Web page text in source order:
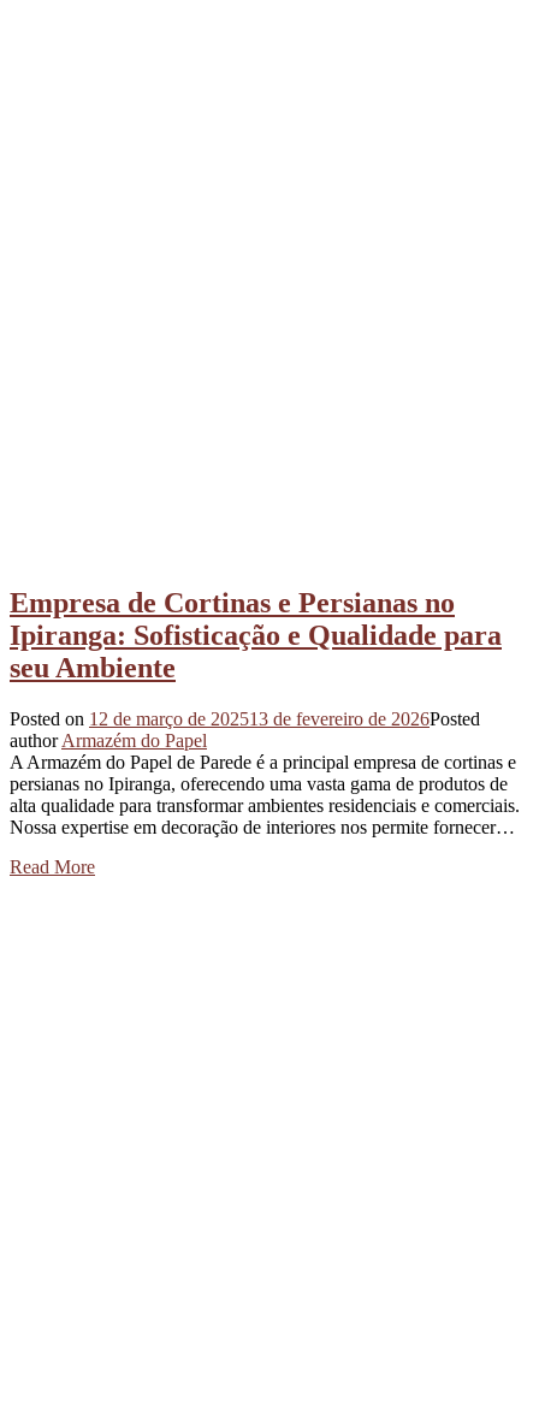
Empresa de Cortinas e Persianas no
Ipiranga: Sofisticação e Qualidade para
seu Ambiente
Posted on 12 de março de 202513 de fevereiro de 2026Posted
author Armazém do Papel
A Armazém do Papel de Parede é a principal empresa de cortinas e
persianas no Ipiranga, oferecendo uma vasta gama de produtos de
alta qualidade para transformar ambientes residenciais e comerciais.
Nossa expertise em decoração de interiores nos permite fornecer…
Read More